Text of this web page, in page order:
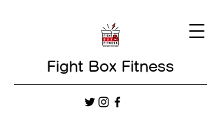
Fight Box Fitness